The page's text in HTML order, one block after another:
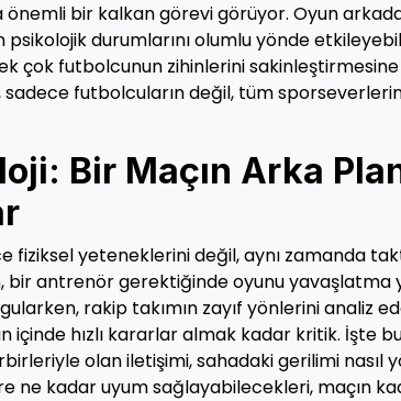
önemli bir kalkan görevi görüyor. Oyun
durumlarını olumlu yönde
çok futbolcunun zihinlerini
sadece futbolcuların değil, tüm
Bir Maçın Arka
fiziksel yeteneklerini değil, aynı zamanda
bir antrenör gerektiğinde oyunu yavaşlatma
rakip takımın zayıf yönlerini analiz
içinde hızlı kararlar almak kadar kritik. İşte
olan iletişimi, sahadaki gerilimi nasıl
ne kadar uyum sağlayabilecekleri, maçın